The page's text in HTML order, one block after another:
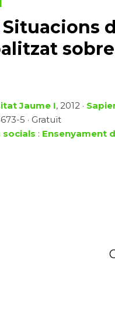
Situacions
sobre
Jaume I, 2012 ·
5 · Gratuït
socials : Ensenyament